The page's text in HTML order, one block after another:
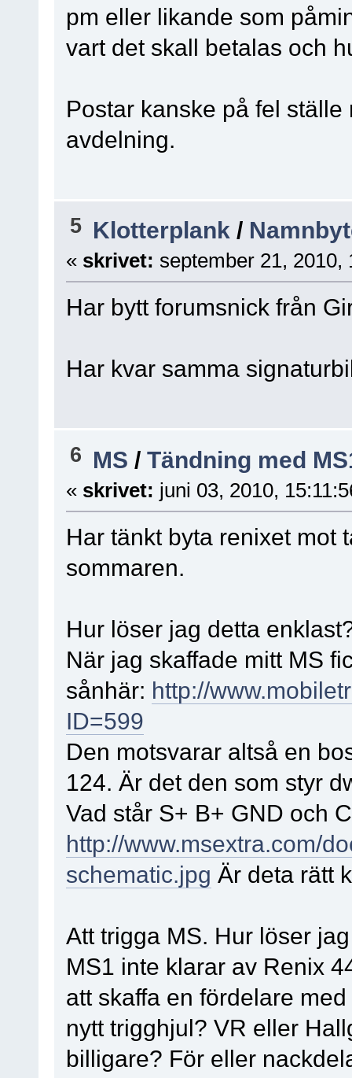
pm eller likande som
vart det skall betalas och
Postar kanske på fel
avdelning.
5 Klotterplank /
« skrivet: september 21, 2010,
Har bytt forumsnick från
Har kvar samma
6 MS /Tändning med
« skrivet: juni 03, 2010,
Har tänkt byta renixet mot
sommaren.
Hur löser jag detta
När jag skaffade mitt MS
sånhär: http://
ID=599
Den motsvarar altså en
124. Är det den som styr
Vad står S+ B+ GND och
http://www.msextra.com/
schematic.jpg Är deta rätt
Att trigga MS. Hur löser
MS1 inte klarar av Renix
att skaffa en fördelare
nytt trigghjul? VR eller
billigare? För eller